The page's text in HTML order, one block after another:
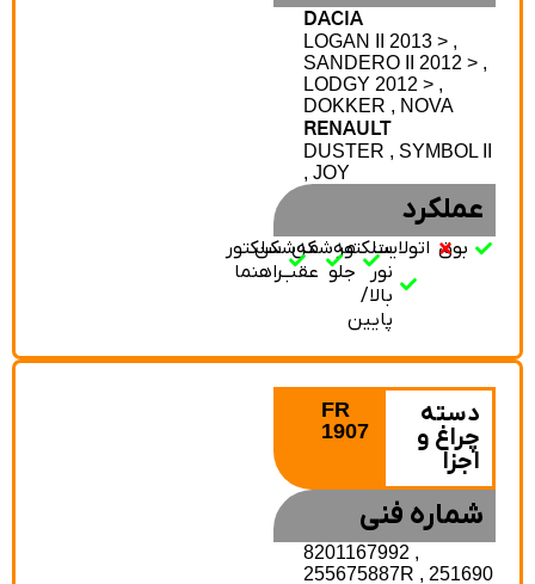
DACIA
LOGAN II 2013 > ,
SANDERO II 2012 > ,
LODGY 2012 > ,
DOKKER , NOVA
RENAULT
DUSTER , SYMBOL II
, JOY
عملکرد
بوق اتولایتسلکتور
نور
بالا/
پایین
مه‌شکن
جلو
مه‌شکن
عقب
سلکتور
راهنما
دسته
چراغ و
1907
شماره فنی
8201167992 ,
255675887R , 251690